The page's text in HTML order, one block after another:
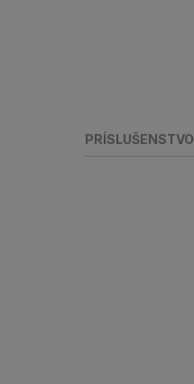
PRÍSLUŠENSTVO